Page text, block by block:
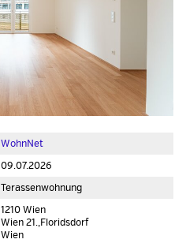
WohnNet
09.07.2026
Terassenwohnung
1210 Wien
Wien 21.,Floridsdorf
Wien